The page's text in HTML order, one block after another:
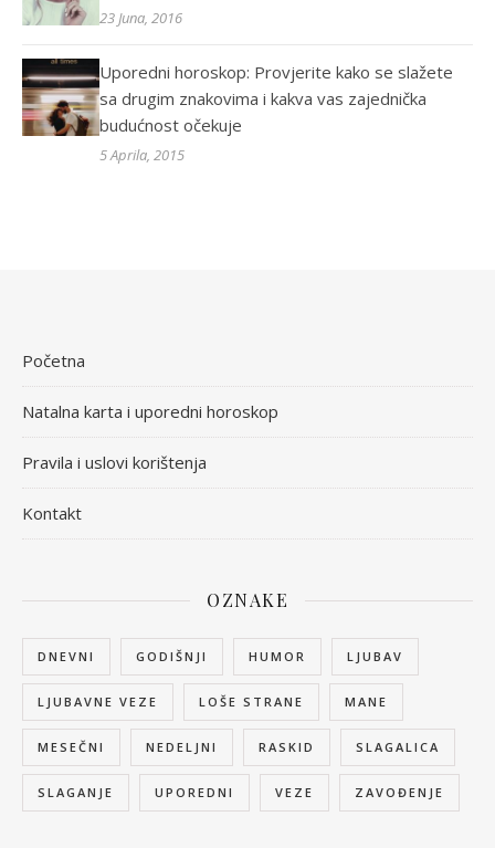
23 Juna, 2016
Uporedni horoskop: Provjerite kako se slažete
sa drugim znakovima i kakva vas zajednička
budućnost očekuje
5 Aprila, 2015
Početna
Natalna karta i uporedni horoskop
Pravila i uslovi korištenja
Kontakt
OZNAKE
DNEVNI GODIŠNJI HUMOR LJUBAV
LJUBAVNE VEZE LOŠE STRANE MANE
MESEČNI NEDELJNI RASKID SLAGALICA
SLAGANJE UPOREDNI VEZE ZAVOĐENJE